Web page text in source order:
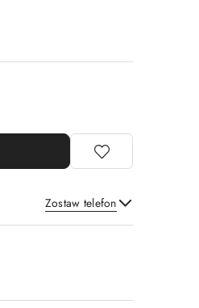
Zostaw telefon
Wyślij